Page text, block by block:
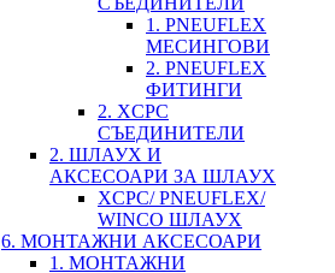
1. PNEUFLEX
МЕСИНГОВИ
2. PNEUFLEX
ФИТИНГИ
2. XCPC
СЪЕДИНИТЕЛИ
2. ШЛАУХ И
АКСЕСОАРИ ЗА ШЛАУХ
XCPC/ PNEUFLEX/
WINCO ШЛАУХ
6. МОНТАЖНИ АКСЕСОАРИ
1. МОНТАЖНИ